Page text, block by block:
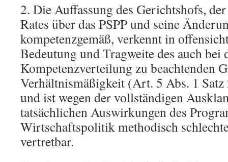
2. Die Auffassung des Gerichtshofs,
Rates über das PSPP und seine
kompetenzgemäß, verkennt in
Bedeutung und Tragweite des auch bei
Kompetenzverteilung zu beachtenden
Verhältnismäßigkeit (Art. 5 Abs. 1
und ist wegen der vollständigen
tatsächlichen Auswirkungen des
Wirtschaftspolitik methodisch
vertretbar.